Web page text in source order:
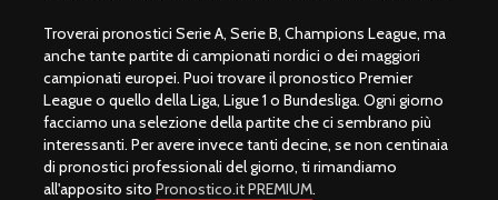
Troverai pronostici Serie A, Serie B, Champions League, ma
anche tante partite di campionati nordici o dei maggiori
campionati europei. Puoi trovare il pronostico Premier
League o quello della Liga, Ligue 1 o Bundesliga. Ogni giorno
facciamo una selezione della partite che ci sembrano più
interessanti. Per avere invece tanti decine, se non centinaia
di pronostici professionali del giorno, ti rimandiamo
all'apposito sito Pronostico.it PREMIUM.